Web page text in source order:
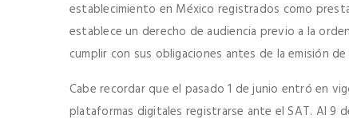
establecimiento en México registrados como
establece un derecho de audiencia previo a la
cumplir con sus obligaciones antes de la emisión
Cabe recordar que el pasado 1 de junio entró en
plataformas digitales registrarse ante el SAT. Al 9